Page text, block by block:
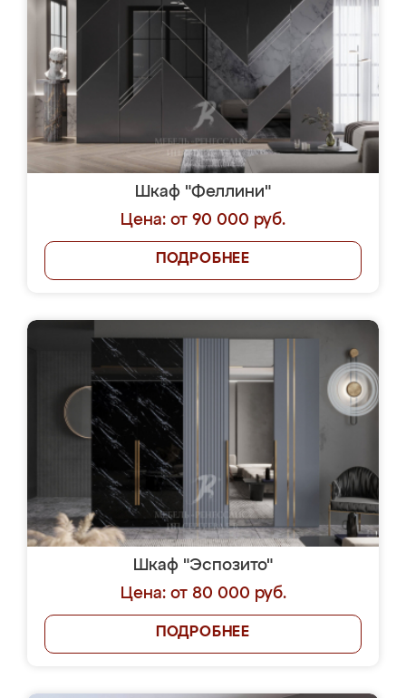
Шкаф "Феллини"
Цена: от 90 000 руб.
ПОДРОБНЕЕ
Шкаф "Эспозито"
Цена: от 80 000 руб.
ПОДРОБНЕЕ